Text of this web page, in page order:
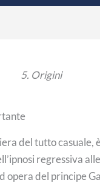
5. Origini
del tutto casuale,
regressiva
opera del principe